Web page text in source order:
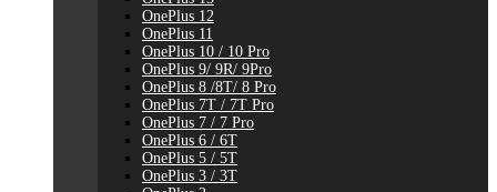
OnePlus 12
OnePlus 11
OnePlus 10 / 10 Pro
OnePlus 9/ 9R/ 9Pro
OnePlus 8 /8T/ 8 Pro
OnePlus 7T / 7T Pro
OnePlus 7 / 7 Pro
OnePlus 6 / 6T
OnePlus 5 / 5T
OnePlus 3 / 3T